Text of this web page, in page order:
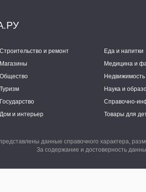
Строительство и ремонт Еда и напитки
Магазины Медицина и
Общество Недвижимость
Туризм Наука и
Государство
Дом и интерьер Товары для
данные справочного характера,
За содержание и достоверность